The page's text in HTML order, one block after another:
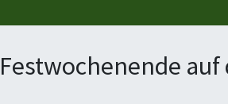
auf